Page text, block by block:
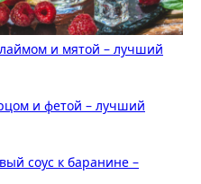
и мятой – лучший
и фетой – лучший
соус к баранине –